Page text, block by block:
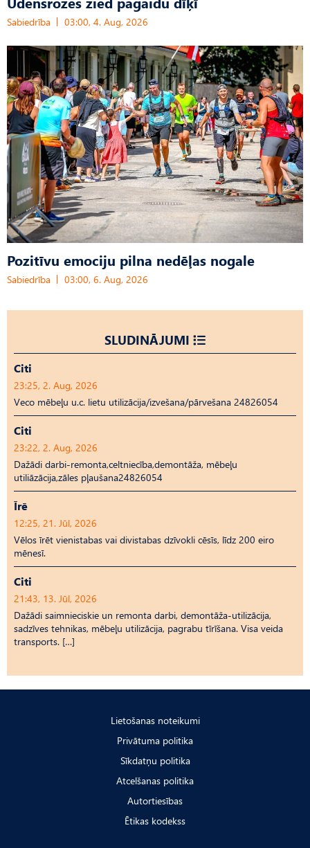
Sabiedrība 03:00, 4. Aug, 2026
Pozitīvu emociju pilna nedēļas nogale
Sabiedrība 03:00, 6. Aug, 2026
SLUDINĀJUMI
Citi
23:25, 2. Aug, 2026
Veco mēbeļu u.c. lietu utilizācija/izvešana/pārvešana 24826054
Citi
23:22, 2. Aug, 2026
Dažādi darbi-remonta,celtniecība,demontāža, mēbeļu
utiliāzācija,zāles pļaušana24826054
Īrē
12:25, 21. Jūl, 2026
Vēlos īrēt vienistabas vai divistabas dzīvokli cēsīs, līdz 200 eiro
mēnesī.
Citi
21:43, 13. Jūl, 2026
Dažādi saimnieciskie un remonta darbi, demontāža-utilizācija,
sadzīves tehnikas, mēbeļu utilizācija, pagrabu tīrīšana. Visa veida
transports. […]
Lietošanas noteikumi
Privātuma politika
Sīkdatņu politika
Atcelšanas politika
Autortiesības
Ētikas kodekss